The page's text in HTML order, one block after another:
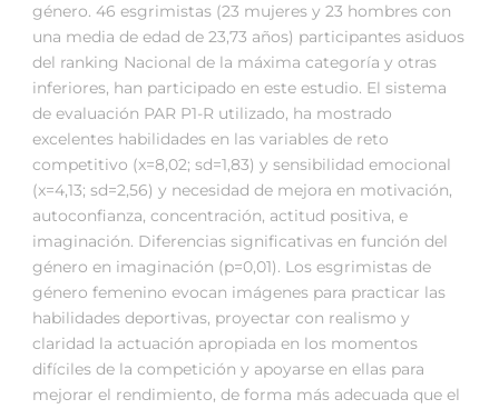
género. 46 esgrimistas (23 mujeres y 23 hombres con
una media de edad de 23,73 años) participantes asiduos
del ranking Nacional de la máxima categoría y otras
inferiores, han participado en este estudio. El sistema
de evaluación PAR P1-R utilizado, ha mostrado
excelentes habilidades en las variables de reto
competitivo (x=8,02; sd=1,83) y sensibilidad emocional
(x=4,13; sd=2,56) y necesidad de mejora en motivación,
autoconfianza, concentración, actitud positiva, e
imaginación. Diferencias significativas en función del
género en imaginación (p=0,01). Los esgrimistas de
género femenino evocan imágenes para practicar las
habilidades deportivas, proyectar con realismo y
claridad la actuación apropiada en los momentos
difíciles de la competición y apoyarse en ellas para
mejorar el rendimiento, de forma más adecuada que el